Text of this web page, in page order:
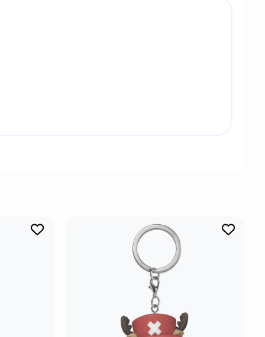
Коллеги уверены, что Сета ждет большое
Компания-разработчик miHoYo выпускает